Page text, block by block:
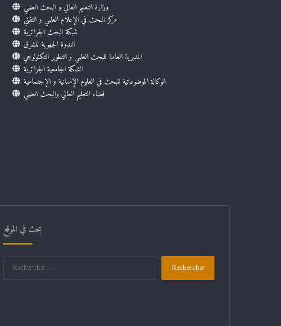
وزارة التعليم العالي و البحث العلمي
مركز البحث في الإعلام العلمي و التقني
شبكة البحث الجزائرية
الندوة الجهوية للشرق
المديرية العامة للبحث العلمي و التطوير التكنولوجي
الشبكة الجامعية الجزائرية
الوكالة الموضوعاتية للبحث في العلوم الإنسانية و الإجتماعية
فضاء التعليم العالي والبحث العلمي
بحث في الموقع
Rechercher :